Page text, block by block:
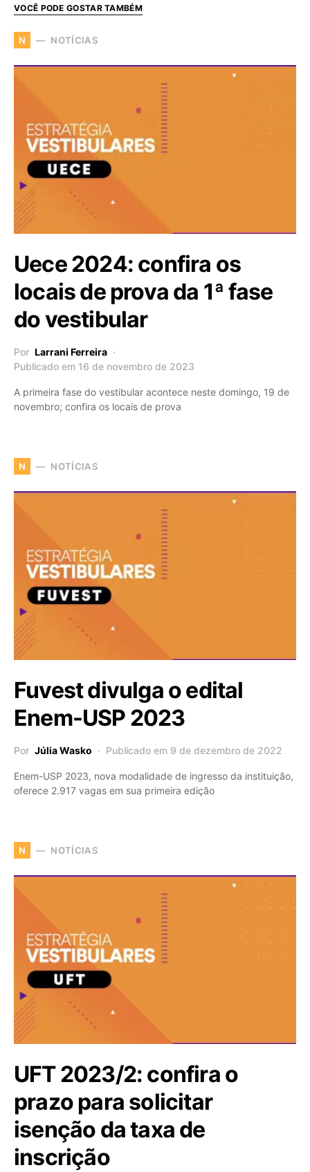
VOCÊ PODE GOSTAR TAMBÉM
N NOTÍCIAS
Uece 2024: confira os
locais de prova da 1ª fase
do vestibular
Por Larrani Ferreira
Publicado em 16 de novembro de 2023
A primeira fase do vestibular acontece neste domingo, 19 de
novembro; confira os locais de prova
N NOTÍCIAS
Fuvest divulga o edital
Enem-USP 2023
Por Júlia Wasko Publicado em 9 de dezembro de 2022
Enem-USP 2023, nova modalidade de ingresso da instituição,
oferece 2.917 vagas em sua primeira edição
N NOTÍCIAS
UFT 2023/2: confira o
prazo para solicitar
isenção da taxa de
inscrição